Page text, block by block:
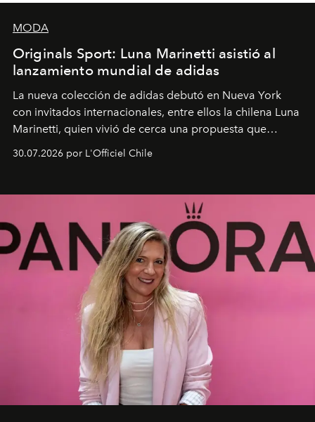
MODA
Originals Sport: Luna Marinetti asistió al
lanzamiento mundial de adidas
La nueva colección de adidas debutó en Nueva York
con invitados internacionales, entre ellos la chilena Luna
Marinetti, quien vivió de cerca una propuesta que
30.07.2026 por L'Officiel Chile